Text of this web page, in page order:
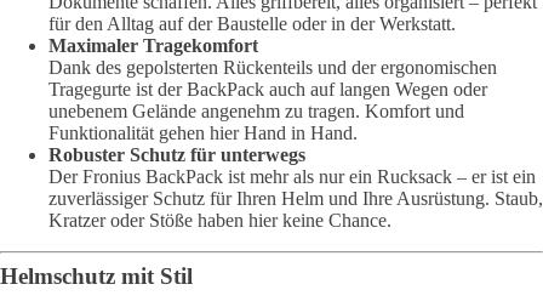
für den Alltag auf der Baustelle oder in der Werkstatt.
Maximaler Tragekomfort
Dank des gepolsterten Rückenteils und der ergonomischen
Tragegurte ist der BackPack auch auf langen Wegen oder
unebenem Gelände angenehm zu tragen. Komfort und
Funktionalität gehen hier Hand in Hand.
Robuster Schutz für unterwegs
Der Fronius BackPack ist mehr als nur ein Rucksack – er ist ein
zuverlässiger Schutz für Ihren Helm und Ihre Ausrüstung. Staub,
Kratzer oder Stöße haben hier keine Chance.
Helmschutz mit Stil